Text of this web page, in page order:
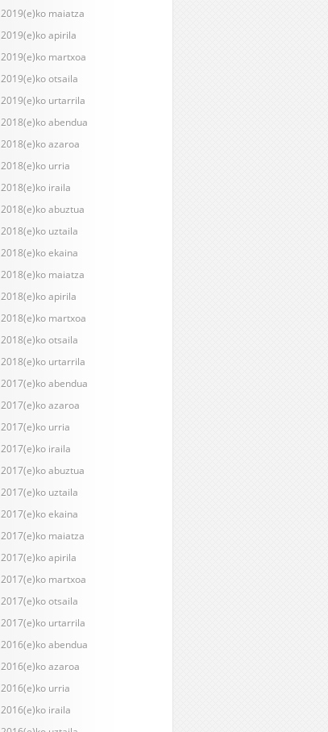
2019(e)ko maiatza
2019(e)ko apirila
2019(e)ko martxoa
2019(e)ko otsaila
2019(e)ko urtarrila
2018(e)ko abendua
2018(e)ko azaroa
2018(e)ko urria
2018(e)ko iraila
2018(e)ko abuztua
2018(e)ko uztaila
2018(e)ko ekaina
2018(e)ko maiatza
2018(e)ko apirila
2018(e)ko martxoa
2018(e)ko otsaila
2018(e)ko urtarrila
2017(e)ko abendua
2017(e)ko azaroa
2017(e)ko urria
2017(e)ko iraila
2017(e)ko abuztua
2017(e)ko uztaila
2017(e)ko ekaina
2017(e)ko maiatza
2017(e)ko apirila
2017(e)ko martxoa
2017(e)ko otsaila
2017(e)ko urtarrila
2016(e)ko abendua
2016(e)ko azaroa
2016(e)ko urria
2016(e)ko iraila